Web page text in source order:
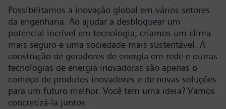
Possibilitamos a inovação global em vários setores
da engenharia. Ao ajudar a desbloquear um
potencial incrível em tecnologia, criamos um clima
mais seguro e uma sociedade mais sustentável. A
construção de geradores de energia em rede e outras
tecnologias de energia inovadoras são apenas o
começo de produtos inovadores e de novas soluções
para um futuro melhor. Você tem uma ideia? Vamos
concretizá-la juntos.